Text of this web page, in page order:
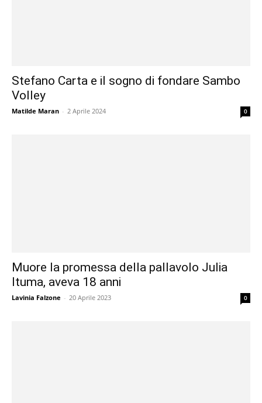
Stefano Carta e il sogno di fondare Sambo
Volley
Matilde Maran - 2 Aprile 2024 0
Muore la promessa della pallavolo Julia
Ituma, aveva 18 anni
Lavinia Falzone - 20 Aprile 2023 0